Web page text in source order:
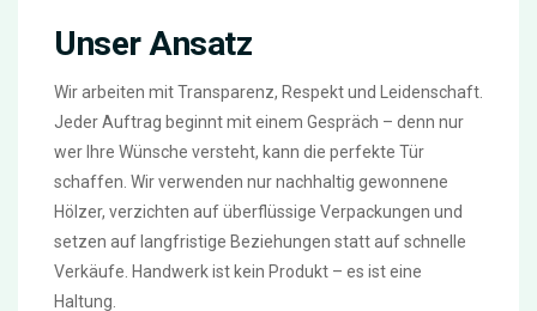
Unser Ansatz
Wir arbeiten mit Transparenz, Respekt und Leidenschaft.
Jeder Auftrag beginnt mit einem Gespräch – denn nur
wer Ihre Wünsche versteht, kann die perfekte Tür
schaffen. Wir verwenden nur nachhaltig gewonnene
Hölzer, verzichten auf überflüssige Verpackungen und
setzen auf langfristige Beziehungen statt auf schnelle
Verkäufe. Handwerk ist kein Produkt – es ist eine
Haltung.